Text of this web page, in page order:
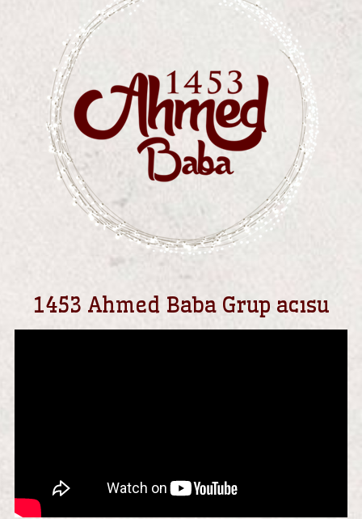
1453 Ahmed Baba Grup acısu